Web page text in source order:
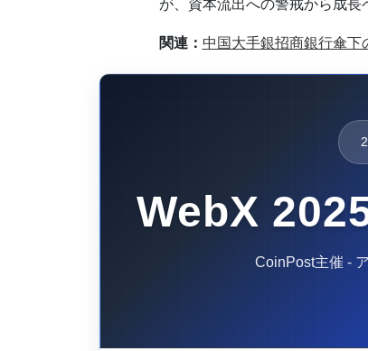
が、資本流出への警戒から成長
関連： 中国大手銀招商銀行傘
WebX
CoinPost主催 -